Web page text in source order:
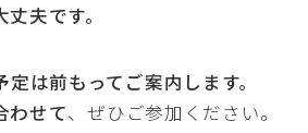
夫です。
は前もってご案内します。
わせて、ぜひご参加ください。